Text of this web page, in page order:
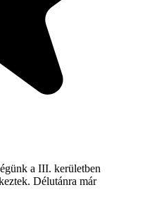
a III. kerületben
Délutánra már